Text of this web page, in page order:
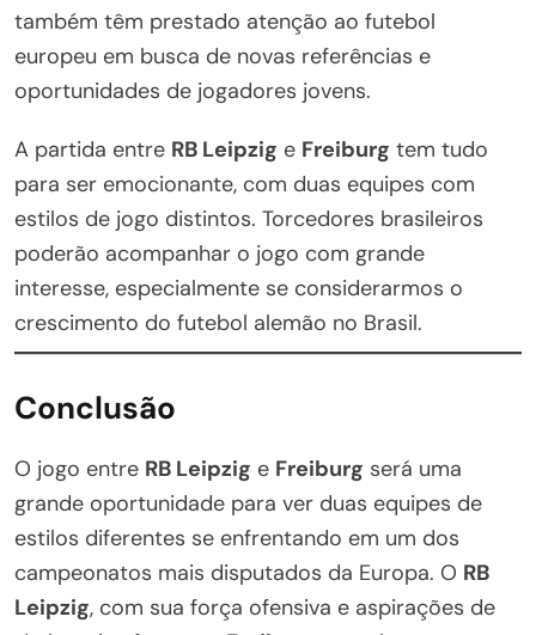
também têm prestado atenção ao futebol
europeu em busca de novas referências e
oportunidades de jogadores jovens.
A partida entre RB Leipzig e Freiburg tem tudo
para ser emocionante, com duas equipes com
estilos de jogo distintos. Torcedores brasileiros
poderão acompanhar o jogo com grande
interesse, especialmente se considerarmos o
crescimento do futebol alemão no Brasil.
Conclusão
O jogo entre RB Leipzig e Freiburg será uma
grande oportunidade para ver duas equipes de
estilos diferentes se enfrentando em um dos
campeonatos mais disputados da Europa. O RB
Leipzig, com sua força ofensiva e aspirações de